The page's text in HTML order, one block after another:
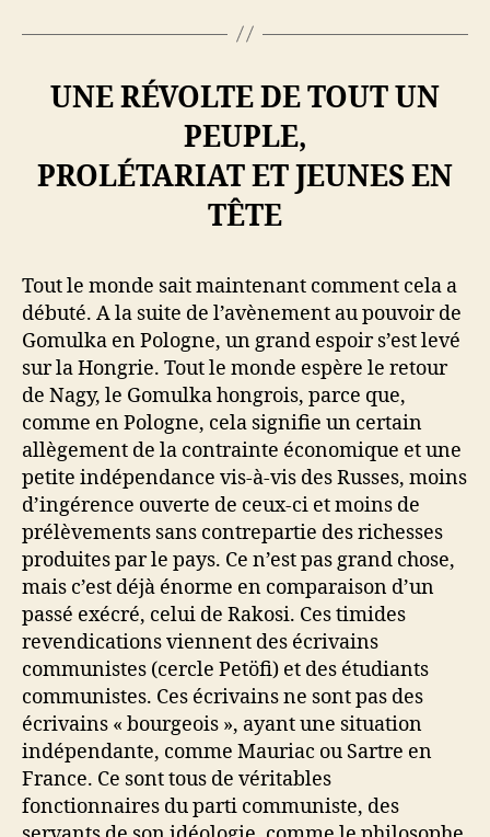
UNE RÉVOLTE DE TOUT UN
PEUPLE,
PROLÉTARIAT ET JEUNES EN
TÊTE
Tout le monde sait maintenant comment cela a
débuté. A la suite de l’avènement au pouvoir de
Gomulka en Pologne, un grand espoir s’est levé
sur la Hongrie. Tout le monde espère le retour
de Nagy, le Gomulka hongrois, parce que,
comme en Pologne, cela signifie un certain
allègement de la contrainte économique et une
petite indépendance vis-à-vis des Russes, moins
d’ingérence ouverte de ceux-ci et moins de
prélèvements sans contrepartie des richesses
produites par le pays. Ce n’est pas grand chose,
mais c’est déjà énorme en comparaison d’un
passé exécré, celui de Rakosi. Ces timides
revendications viennent des écrivains
communistes (cercle Petöfi) et des étudiants
communistes. Ces écrivains ne sont pas des
écrivains « bourgeois », ayant une situation
indépendante, comme Mauriac ou Sartre en
France. Ce sont tous de véritables
fonctionnaires du parti communiste, des